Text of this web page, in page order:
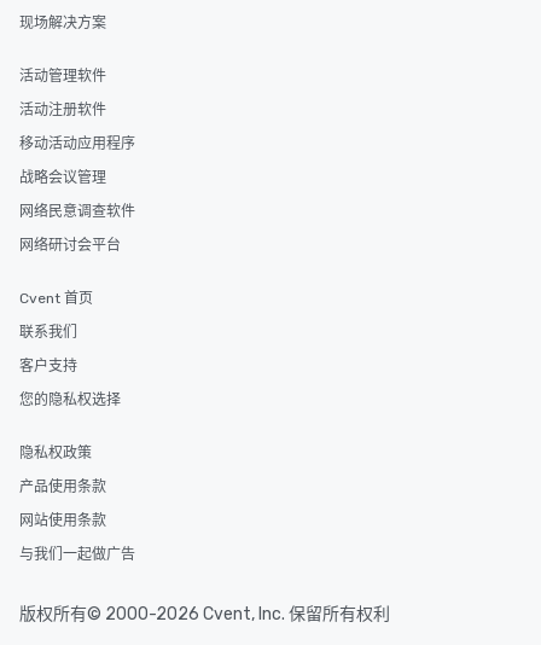
现场解决方案
活动管理软件
活动注册软件
移动活动应用程序
战略会议管理
网络民意调查软件
网络研讨会平台
Cvent 首页
联系我们
客户支持
您的隐私权选择
隐私权政策
产品使用条款
网站使用条款
与我们一起做广告
版权所有© 2000-2026 Cvent, Inc. 保留所有权利